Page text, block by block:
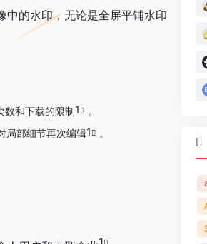
的水印，无论是全屏平铺水印
数和下载的限制1
。
局部细节再次编辑1
。